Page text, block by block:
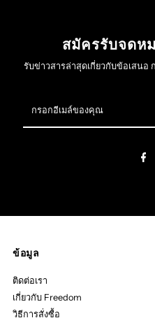
สมัครรับจดห
รับข่าวสารล่าสุดเกี่ยวกับข้อเสนอ
อีเมล์
ของ
ข้อมูล
ติดต่อเรา
เกี่ยวกับ Freedom
วิธีการสั่งซื้อ